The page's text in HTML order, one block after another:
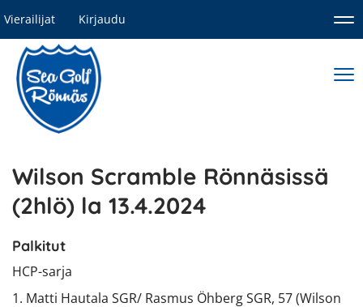
Vierailijat Kirjaudu
Wilson Scramble Rönnäsissä
(2hlö) la 13.4.2024
Palkitut
HCP-sarja
1. Matti Hautala SGR/ Rasmus Öhberg SGR, 57 (Wilson